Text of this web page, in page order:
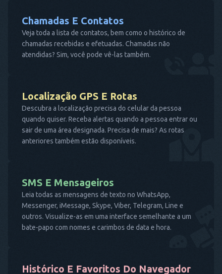
Chamadas E Contatos
Veja toda a lista de contatos, bem como o histórico de
chamadas recebidas e efetuadas. Chamadas não
atendidas? Sim, você pode vê-las também.
Localização GPS E Rotas
Descubra a localização precisa do celular da pessoa
quando quiser. Receba alertas quando a pessoa entrar ou
sair de uma área designada. Precisa de mais? As rotas
anteriores também estão disponíveis.
SMS E Mensageiros
Leia todas as mensagens de texto no WhatsApp,
Messenger, iMessage, Skype, Viber, Telegram, Line e
outros. Visualize-as em uma interface semelhante a um
bate-papo com nomes e carimbos de data e hora.
Histórico E Favoritos Do Navegador